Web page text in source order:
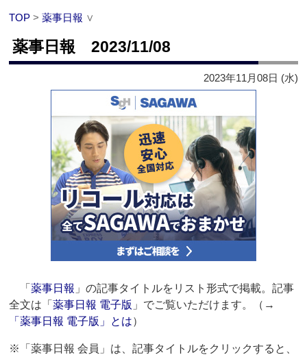
TOP >薬事日報 ∨
薬事日報 2023/11/08
2023年11月08日 (水)
「薬事日報 」の記事タイトルをリスト形式で掲載。記事
全文は「薬事日報 電子版 」でご覧いただけます。（→
「薬事日報 電子版」とは）
※「薬事日報 会員」は、記事タイトルをクリックすると、